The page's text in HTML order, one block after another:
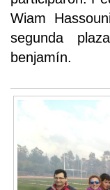
Wiam
segunda
benjamín.